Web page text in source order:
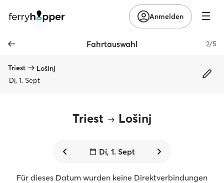
Anmelden
Fahrtauswahl 2/5
Triest
Lošinj
Di, 1. Sept
Triest Lošinj
Di, 1. Sept
Für dieses Datum wurden keine Direktverbindungen